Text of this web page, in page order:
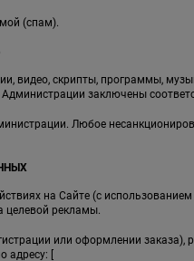
(спам).
видео, скрипты, программы,
заключены
Любое
на Сайте (с
целевой рекламы.
или оформлении заказа),
адресу: [